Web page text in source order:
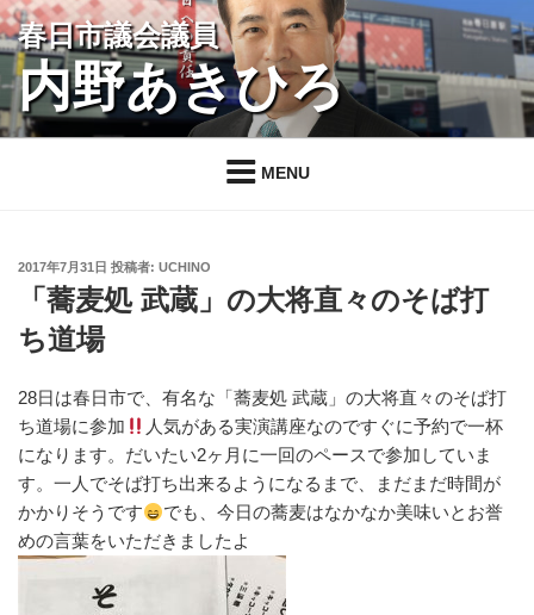
コ
ン
ツ
春日市議会議員
内野あきひろ
MENU
投
2017年7月31日 投稿者: UCHINO
「蕎麦処 武蔵」の大将直々のそば打
ち道場
28日は春日市で、有名な「蕎麦処 武蔵」の大将直々のそば打
ち道場に参加
人気がある実演講座なのですぐに予約で一杯
になります。だいたい2ヶ月に一回のペースで参加していま
す。一人でそば打ち出来るようになるまで、まだまだ時間が
かかりそうです
でも、今日の蕎麦はなかなか美味いとお誉
めの言葉をいただきましたよ